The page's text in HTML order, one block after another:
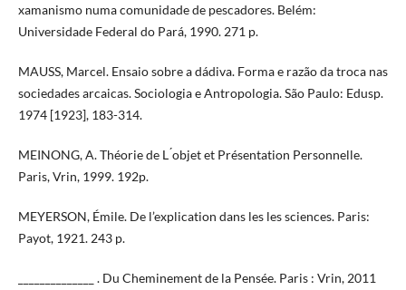
xamanismo numa comunidade de pescadores. Belém:
Universidade Federal do Pará, 1990. 271 p.
MAUSS, Marcel. Ensaio sobre a dádiva. Forma e razão da troca nas
sociedades arcaicas. Sociologia e Antropologia. São Paulo: Edusp.
1974 [1923], 183-314.
MEINONG, A. Théorie de L ́objet et Présentation Personnelle.
Paris, Vrin, 1999. 192p.
MEYERSON, Émile. De l’explication dans les les sciences. Paris:
Payot, 1921. 243 p.
______________ . Du Cheminement de la Pensée. Paris : Vrin, 2011